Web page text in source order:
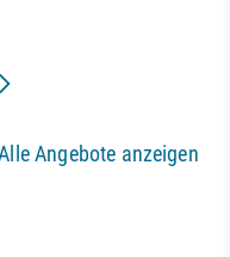
Angebote anzeigen